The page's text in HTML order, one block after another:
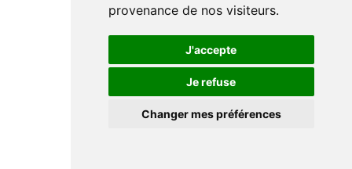
provenance de nos visiteurs.
J'accepte
Je refuse
Changer mes préférences